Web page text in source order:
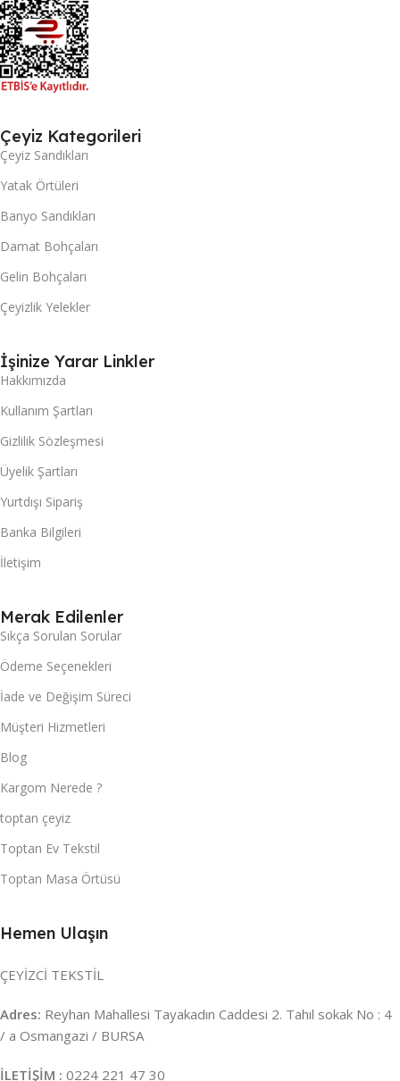
Çeyiz Kategorileri
Çeyiz Sandıkları
Yatak Örtüleri
Banyo Sandıkları
Damat Bohçaları
Gelin Bohçaları
Çeyizlik Yelekler
İşinize Yarar Linkler
Hakkımızda
Kullanım Şartları
Gizlilik Sözleşmesi
Üyelik Şartları
Yurtdışı Sipariş
Banka Bilgileri
İletişim
Merak Edilenler
Sıkça Sorulan Sorular
Ödeme Seçenekleri
İade ve Değişim Süreci
Müşteri Hizmetleri
Blog
Kargom Nerede ?
toptan çeyiz
Toptan Ev Tekstil
Toptan Masa Örtüsü
Hemen Ulaşın
ÇEYİZCİ TEKSTİL
Adres: Reyhan Mahallesi Tayakadın Caddesi 2. Tahıl sokak No : 4
/ a Osmangazi / BURSA
İLETİŞİM : 0224 221 47 30